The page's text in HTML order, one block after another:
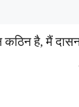
कठिन है, मैं